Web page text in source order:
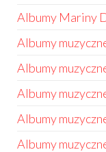
Albumy Mariny
Albumy
Albumy
Albumy
Albumy
Albumy